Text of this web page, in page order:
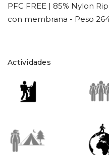
PFC FREE | 85% Nylon
con membrana - Peso
Actividades